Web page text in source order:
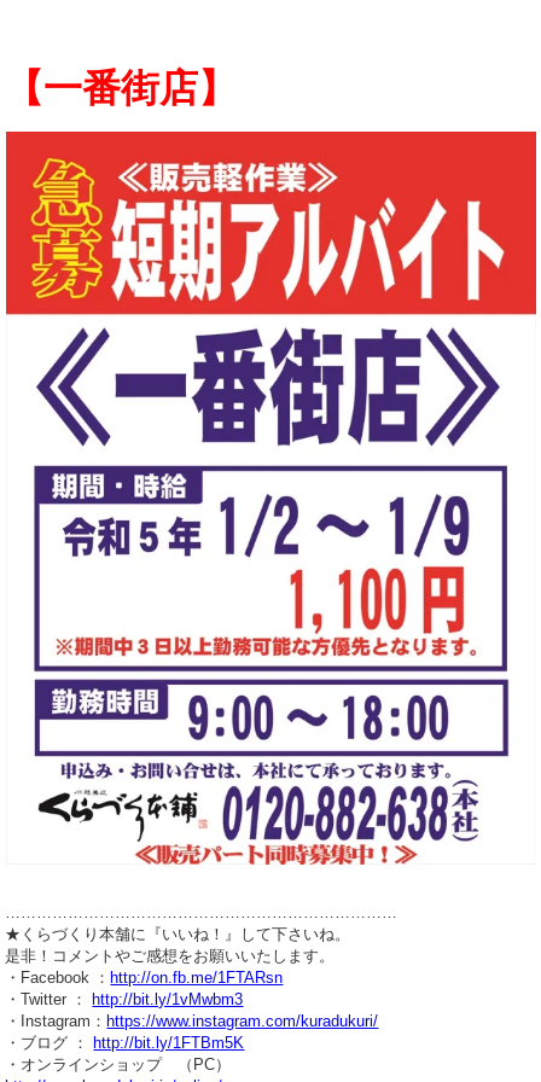
【一番街店】
★くらづくり本舗に『いいね！』して下さいね。
是非！コメントやご感想をお願いいたします。
・Facebook ： http://on.fb.me/1FTARsn
・Twitter ：
http://bit.ly/1vMwbm3
・Instagram： https://www.instagram.com/kuradukuri/
・ブログ ：
http://bit.ly/1FTBm5K
・オンラインショップ （PC）